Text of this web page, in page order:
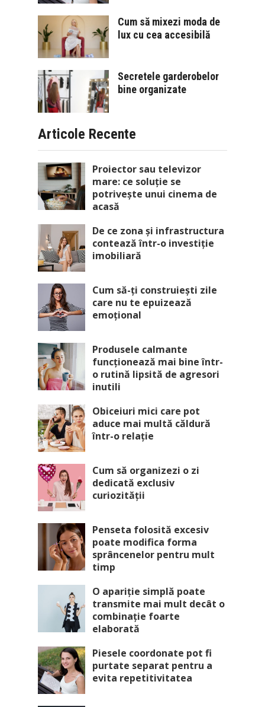
Cum să mixezi moda de
lux cu cea accesibilă
Secretele garderobelor
bine organizate
Articole Recente
Proiector sau televizor
mare: ce soluție se
potrivește unui cinema de
acasă
De ce zona și infrastructura
contează într-o investiție
imobiliară
Cum să-ți construiești zile
care nu te epuizează
emoțional
Produsele calmante
funcționează mai bine într-
o rutină lipsită de agresori
inutili
Obiceiuri mici care pot
aduce mai multă căldură
într-o relație
Cum să organizezi o zi
dedicată exclusiv
curiozității
Penseta folosită excesiv
poate modifica forma
sprâncenelor pentru mult
timp
O apariție simplă poate
transmite mai mult decât o
combinație foarte
elaborată
Piesele coordonate pot fi
purtate separat pentru a
evita repetitivitatea